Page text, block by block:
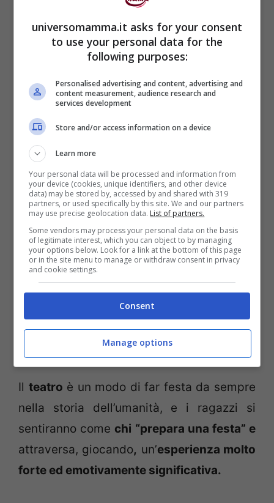
sono spronati ad
esprimersi per ciò
che sono,
imparano avincere la timidezza,
vengono spinti aconfrontarsie
alavorare insieme.
possibilità di
quinte,aiutando ad inventare
unascenografia o a scrivere il testo,che
andrà in scena insieme agli altri compagni,
oppure collaborare allascelta/gestione
dei costumidei giovani attori, diventando
parte importantissimaper la realizzazione
dell’obiettivo finale, e acquisendo
abilitàche potrebbero anche svelare dei
talenti nascosti.
Il teatro è un modo di far festa da sempre
nella storia dell’umanità, e i ragazzi si
sentiranno come chi “prepara una festa” e
attraversa, giocando, un’esperienza molto
forte ed emotivamente significativa.
universomamma.it asks for your consent
to use your personal data for the
following purposes:
Personalised advertising and content, advertising and
content measurement, audience research and
services development
Store and/or access information on a device
Learn more
Your personal data will be processed and information from
your device (cookies, unique identifiers, and other device
data) may be stored by, accessed by and shared with 319
partners, or used specifically by this site. We and our partners
may use precise geolocation data. List of partners.
Some vendors may process your personal data on the basis
of legitimate interest, which you can object to by managing
your options below. Look for a link at the bottom of this page
or in the site menu to manage or withdraw consent in privacy
and cookie settings.
Consent
Manage options